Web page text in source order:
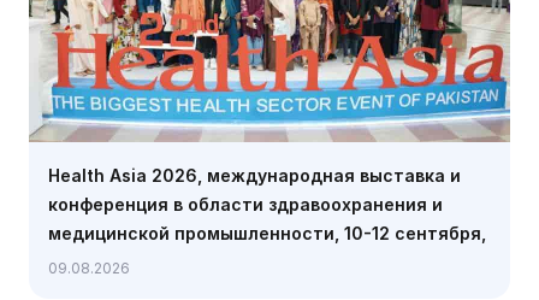
Health Asia 2026, международная выставка и
конференция в области здравоохранения и
медицинской промышленности, 10-12 сентября,
Карачи
09.08.2026